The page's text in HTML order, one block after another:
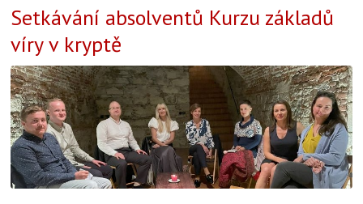
Setkávání absolventů Kurzu základů
víry v kryptě